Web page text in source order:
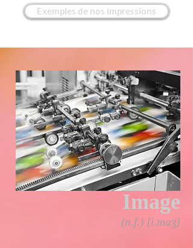
Exemples de nos impressions
Image
(n.f.) [i.maʒ]